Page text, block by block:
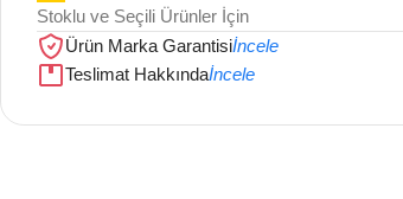
Stoklu ve Seçili Ürünler İçin
Ürün Marka Garantisiİncele
Teslimat Hakkındaİncele